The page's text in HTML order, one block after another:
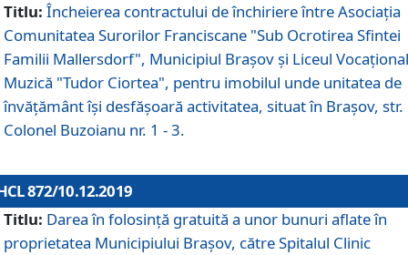
Titlu: Încheierea contractului de închiriere între Asociația
Comunitatea Surorilor Franciscane "Sub Ocrotirea Sfintei
Familii Mallersdorf", Municipiul Braşov şi Liceul
Muzică "Tudor Ciortea", pentru imobilul unde unitatea de
învățământ îşi desfăşoară activitatea, situat în Braşov, str.
Colonel Buzoianu nr. 1 - 3.
872/10.12.2019
Titlu: Darea în folosinţă gratuită a unor bunuri aflate în
proprietatea Municipiului Braşov, către Spitalul Clinic